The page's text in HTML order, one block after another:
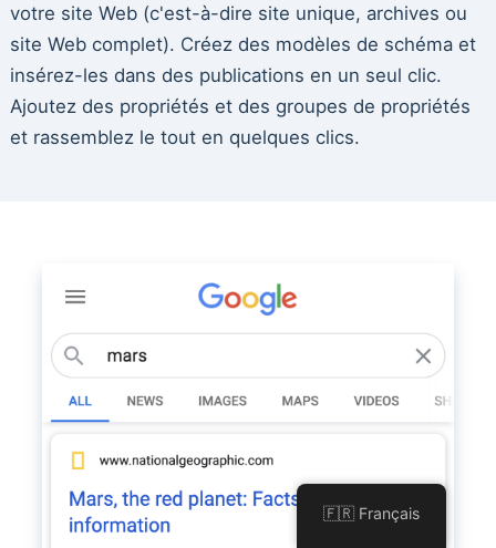
votre site Web (c'est-à-dire site unique, archives ou
site Web complet). Créez des modèles de schéma et
insérez-les dans des publications en un seul clic.
Ajoutez des propriétés et des groupes de propriétés
et rassemblez le tout en quelques clics.
🇫🇷 Français